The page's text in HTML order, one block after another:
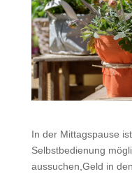
In der Mittagspause
Selbstbedienung
aussuchen,Geld in